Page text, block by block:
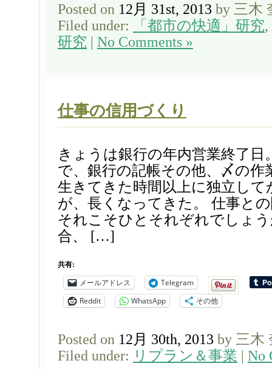
Posted on 12月 31st, 2013 by 三木
Filed under:
「都市の快適」研究,
研究 | No Comments »
仕事の信用づくり
きょうは銀行の年内営業終了日
で、銀行の記帳その他、〆の作
生きてきた時間以上に独立して
が、長くなってきた。 仕事と
それこそひとそれぞれでしょ
合、 […]
共有:
メールアドレス
Telegram
Reddit
WhatsApp その他
Posted on 12月 30th, 2013 by 三木
Filed under: リプラン＆事業 | No